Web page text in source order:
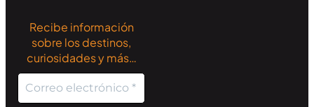
Recibe información
sobre los destinos,
curiosidades y más…